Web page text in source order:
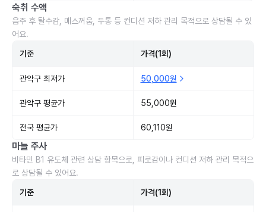
숙취 수액
음주 후 탈수감, 메스꺼움, 두통 등 컨디션 저하 관리 목적으로 상담될 수 있
어요.
기준 가격(1회)
관악구 최저가 50,000원
관악구 평균가 55,000원
전국 평균가 60,110원
마늘 주사
비타민 B1 유도체 관련 상담 항목으로, 피로감이나 컨디션 저하 관리 목적으
로 상담될 수 있어요.
기준 가격(1회)